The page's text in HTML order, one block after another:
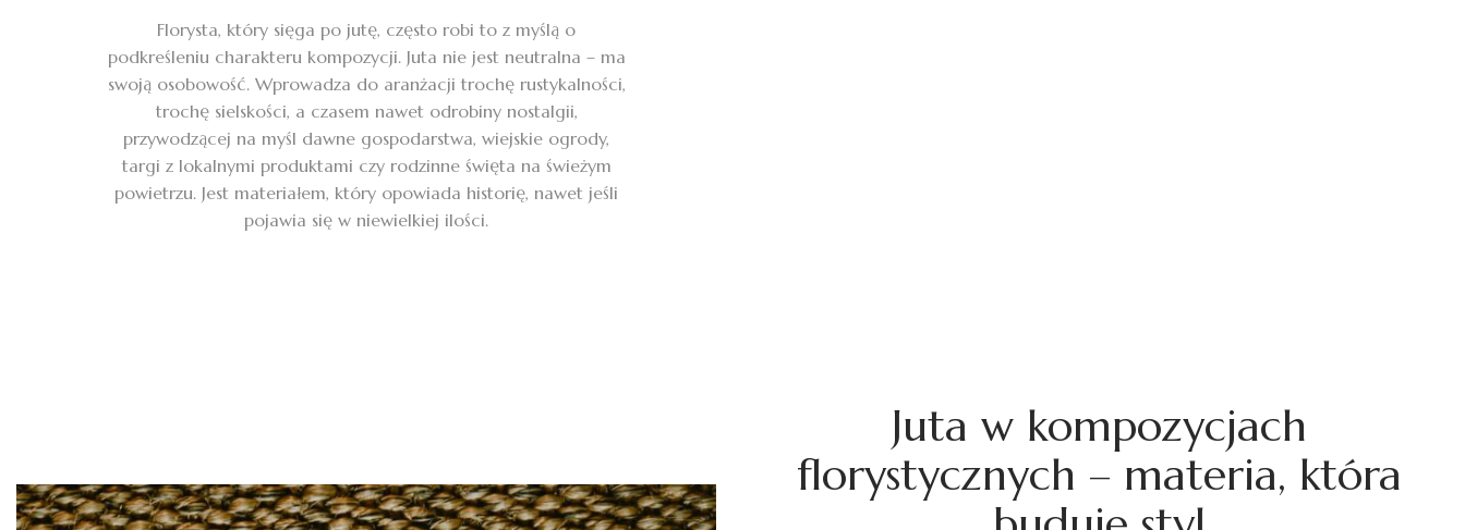
Florysta, który sięga po jutę, często robi to z myślą o
podkreśleniu charakteru kompozycji. Juta nie jest neutralna – ma
swoją osobowość. Wprowadza do aranżacji trochę rustykalności,
trochę sielskości, a czasem nawet odrobiny nostalgii,
przywodzącej na myśl dawne gospodarstwa, wiejskie ogrody,
targi z lokalnymi produktami czy rodzinne święta na świeżym
powietrzu. Jest materiałem, który opowiada historię, nawet jeśli
pojawia się w niewielkiej ilości.
Juta w kompozycjach
florystycznych – materia, która